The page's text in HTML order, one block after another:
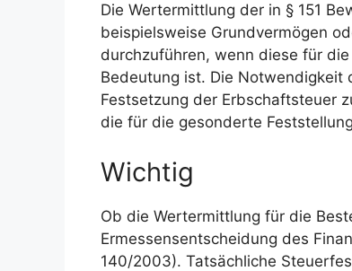
Die Wertermittlung der in § 151
beispielsweise Grundvermögen
durchzuführen, wenn diese für
Bedeutung ist. Die
Festsetzung der Erbschaftsteuer
die für die gesonderte
Wichtig
Ob die Wertermittlung für die
Ermessensentscheidung des
140/2003). Tatsächliche